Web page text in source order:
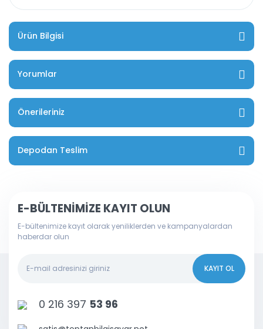
Ürün Bilgisi
Yorumlar
Önerileriniz
Depodan Teslim
E-BÜLTENİMİZE KAYIT OLUN
E-bültenimize kayıt olarak yeniliklerden ve kampanyalardan
haberdar olun
KAYIT OL
0 216 397 53 96